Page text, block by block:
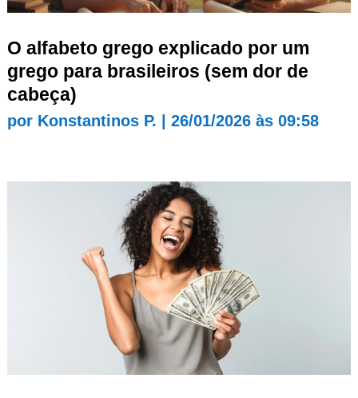
O alfabeto grego explicado por um
grego para brasileiros (sem dor de
cabeça)
por Konstantinos P. 26/01/2026 às 09:58